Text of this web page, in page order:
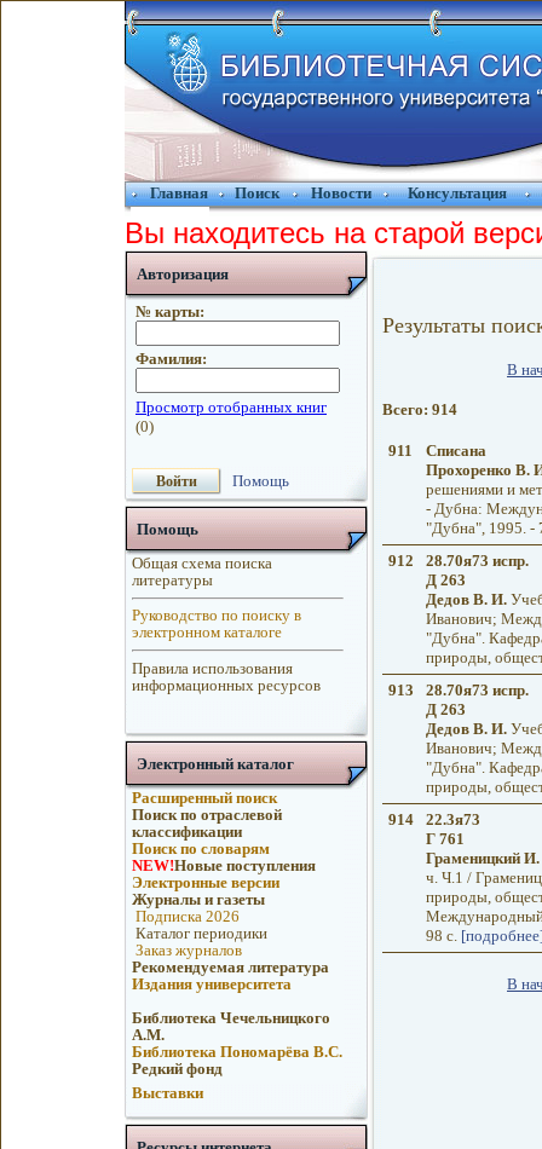
Главная Поиск Новости Консультация
Вы находитесь на старой
Авторизация
№ карты:
Фамилия:
Помощь
Помощь
Общая схема поиска
литературы
Руководство по поиску в
электронном каталоге
Правила использования
информационных ресурсов
Электронный каталог
Расширенный поиск
Поиск по отраслевой
классификации
Поиск по словарям
NEW!Новые поступления
Электронные версии
Журналы и газеты
Подписка 2026
Каталог периодики
Заказ журналов
Рекомендуемая литература
Издания университета
Библиотека Чечельницкого
А.М.
Библиотека Пономарёва В.С.
Редкий фонд
Выставки
Результаты
В
Всего: 914
911
Списана
Прохоренко В.
решениями и
- Дубна:
"Дубна", 1995. -
912
28.70я73 испр.
Д 263
Дедов В. И.
Иванович;
"Дубна".
природы,
913
28.70я73 испр.
Д 263
Дедов В. И.
Иванович;
"Дубна".
природы,
914
22.3я73
Г 761
Граменицкий
ч. Ч.1 /
природы,
Международный
98 с.
В